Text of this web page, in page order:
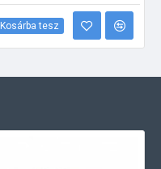
Kosárba tesz